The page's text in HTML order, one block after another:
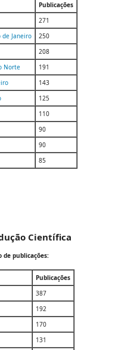
Publicações
271
de Janeiro
250
208
Norte
191
143
125
110
90
90
85
Científica
publicações:
Publicações
387
192
170
131